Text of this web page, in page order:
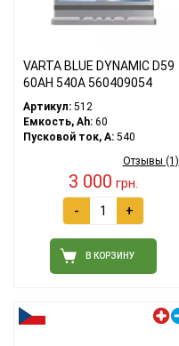
VARTA BLUE DYNAMIC D59
60АH 540A 560409054
Артикул: 512
Емкость, Ah: 60
Пусковой ток, A: 540
Отзывы (1)
3 000 грн.
- +
В КОРЗИНУ